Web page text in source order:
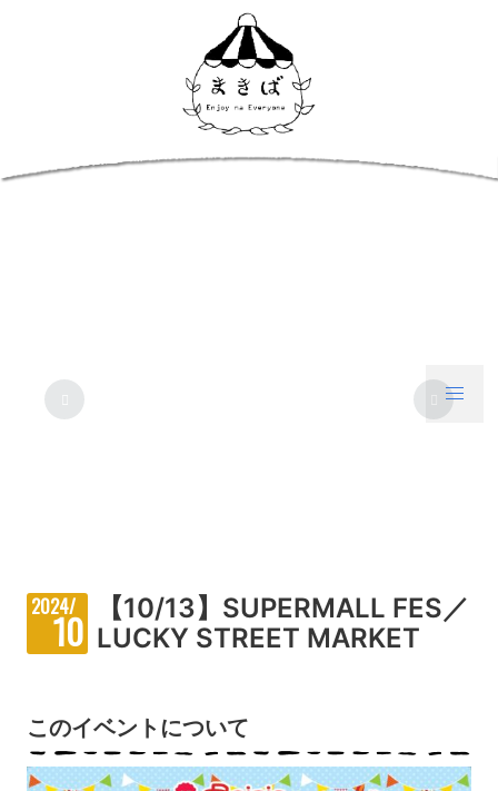
2024/
10
【10/13】SUPERMALL FES／
LUCKY STREET MARKET
このイベントについて